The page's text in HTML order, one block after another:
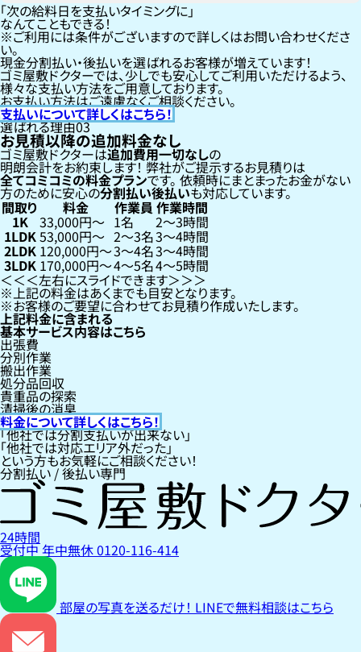
「次の給料日を支払いタイミングに」
なんてこともできる！
ご利用には条件がございますので詳しくはお問い合わせくださ
い。
現金分割払い・後払いを選ばれるお客様が増えています！
ゴミ屋敷ドクターでは、少しでも安心してご利用いただけるよう、
様々な支払い方法をご用意しております。
お支払い方法はご遠慮なくご相談ください。
支払いについて詳しくはこちら！
選ばれる理由03
お見積以降の追加料金なし
ゴミ屋敷ドクターは追加費用一切なしの
明朗会計をお約束します！弊社がご提示するお見積りは
全てコミコミの料金プランです。依頼時にまとまったお金がない
方のために安心の分割払い後払いも対応しています。
間取り 料金 作業員 作業時間
1K 33,000円〜 1名 2〜3時間
1LDK53,000円〜 2〜3名3〜4時間
2LDK 120,000円〜3〜4名3〜4時間
3LDK 170,000円〜4〜5名4〜5時間
左右にスライドできます
上記の料金はあくまでも目安となります。
お客様のご要望に合わせてお見積り作成いたします。
上記料金に含まれる
基本サービス内容はこちら
出張費
分別作業
搬出作業
処分品回収
貴重品の探索
清掃後の消臭
料金について詳しくはこちら！
「他社では分割支払いが出来ない」
「他社では対応エリア外だった」
という方もお気軽にご相談ください！
分割払い / 後払い専門
24時間
受付中年中無休0120-116-414
部屋の写真を送るだけ！ LINEで無料相談はこちら